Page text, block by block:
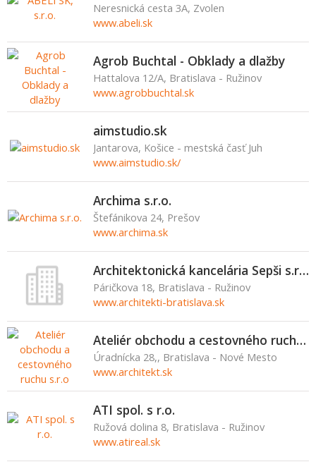
Neresnická cesta 3A, Zvolen
www.abeli.sk
Agrob Buchtal - Obklady a dlažby
Hattalova 12/A, Bratislava - Ružinov
www.agrobbuchtal.sk
aimstudio.sk
Jantarova, Košice - mestská časť Juh
www.aimstudio.sk/
Archima s.r.o.
Štefánikova 24, Prešov
www.archima.sk
Architektonická kancelária Sepši s.r.o.
Páričkova 18, Bratislava - Ružinov
www.architekti-bratislava.sk
Ateliér obchodu a cestovného ruchu s.r.o
Úradnícka 28,, Bratislava - Nové Mesto
www.architekt.sk
ATI spol. s r.o.
Ružová dolina 8, Bratislava - Ružinov
www.atireal.sk